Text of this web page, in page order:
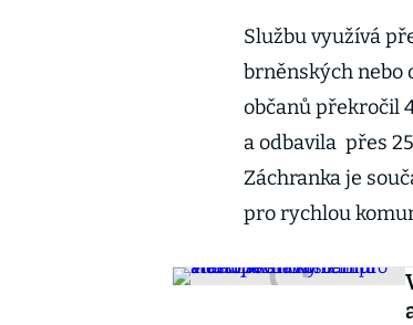
Službu využívá
brněnských nebo
občanů překročil
a odbavila přes
Záchranka je
pro rychlou